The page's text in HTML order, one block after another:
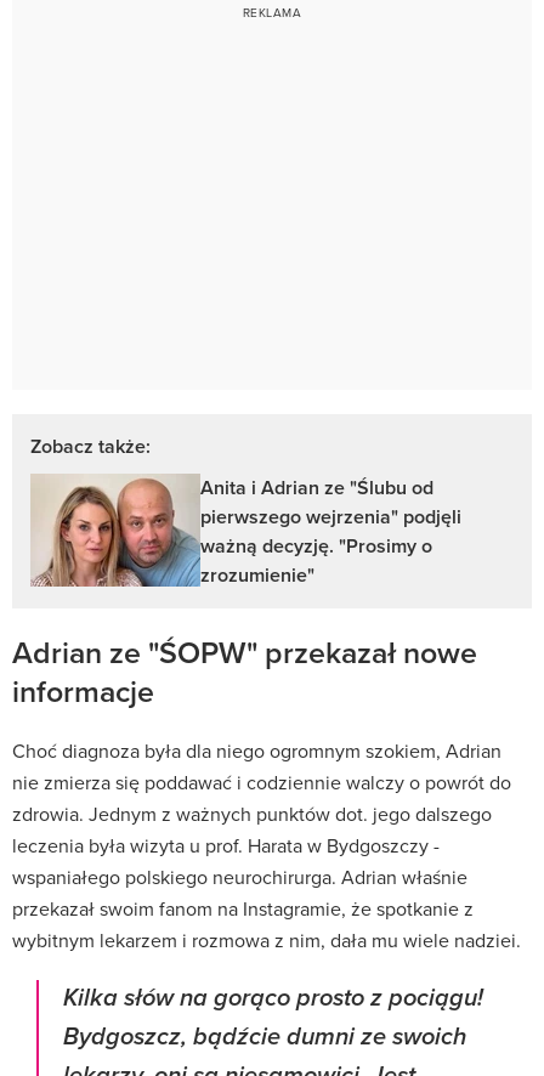
Zobacz także:
Anita i Adrian ze "Ślubu od
pierwszego wejrzenia" podjęli
ważną decyzję. "Prosimy o
zrozumienie"
Adrian ze "ŚOPW" przekazał nowe
informacje
Choć diagnoza była dla niego ogromnym szokiem, Adrian
nie zmierza się poddawać i codziennie walczy o powrót do
zdrowia. Jednym z ważnych punktów dot. jego dalszego
leczenia była wizyta u prof. Harata w Bydgoszczy -
wspaniałego polskiego neurochirurga. Adrian właśnie
przekazał swoim fanom na Instagramie, że spotkanie z
wybitnym lekarzem i rozmowa z nim, dała mu wiele nadziei.
Kilka słów na gorąco prosto z pociągu!
Bydgoszcz, bądźcie dumni ze swoich